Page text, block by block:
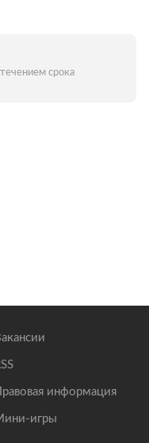
срока
Правовая информация
игры